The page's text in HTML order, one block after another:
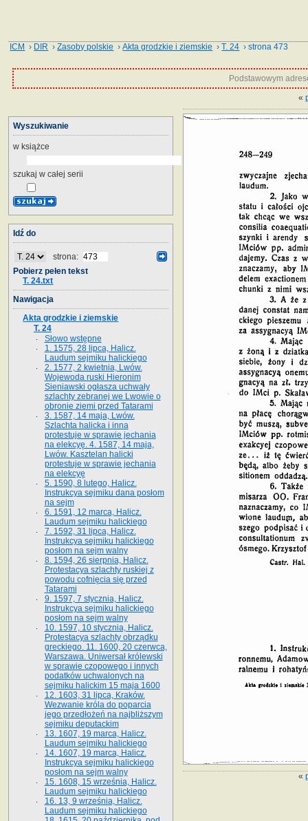
ICM › DIR ›Zasoby polskie ›Akta grodzkie i ziemskie ›T. 24 › strona 473
Podstawowym
«
«
Wyszukiwanie
w książce
szukaj w całej serii
Idź do
strona:
Pobierz pełen tekst
T. 24.txt
Nawigacja
Akta grodzkie i ziemskie
T. 24
Słowo wstępne
1. 1575, 28 lipca, Halicz.
Laudum sejmiku halickiego
2. 1577, 2 kwietnia, Lwów.
Wojewoda ruski Hieronim
Sieniawski ogłasza uchwały
szlachty zebranej we Lwowie o
obronie ziemi przed Tatarami
3. 1587, 14 maja, Lwów.
Szlachta halicka i inna
protestuje w sprawie jechania
na elekcyę. 4. 1587, 14 maja,
Lwów. Kasztelan halicki
protestuje w sprawie jechania
na elekcyę
5. 1590, 8 lutego, Halicz.
Instrukcya sejmiku dana posłom
na sejm
6. 1591, 12 marca, Halicz.
Laudum sejmiku halickiego
7. 1592, 31 lipca, Halicz.
Instrukcya sejmiku halickiego
posłom na sejm walny
8. 1594, 26 sierpnia, Halicz.
Protestacya szlachty ruskiej z
powodu cofnięcia się przed
Tatarami
9. 1597, 7 stycznia, Halicz.
Instrukcya sejmiku halickiego
posłom na sejm walny
10. 1597, 10 stycznia, Halicz.
Protestacya szlachty obrządku
greckiego. 11. 1600, 20 czerwca,
Warszawa. Uniwersał królewski
w sprawie czopowego i innych
podatków uchwalonych na
sejmiku halickim 15 maja 1600
12. 1603, 31 lipca, Kraków.
Wezwanie króla do poparcia
jego przedłożeń na najbliższym
sejmiku deputackim
13. 1607, 19 marca, Halicz.
Laudum sejmiku halickiego
14. 1607, 19 marca, Halicz.
Instrukcya sejmiku halickiego
posłom na sejm walny
15. 1608, 15 września, Halicz.
Laudum sejmiku halickiego
16. 13, 9 września, Halicz.
Laudum sejmiku halickiego